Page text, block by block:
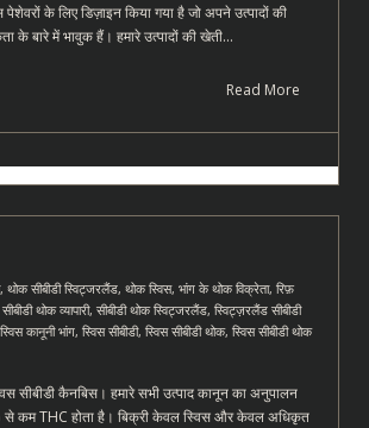
के लिए डिज़ाइन किया गया है जो अपने उत्पादों की
के बारे में भावुक हैं। हमारे उत्पादों की खेती…
Read More
, थोक सीबीडी स्विट्जरलैंड, थोक स्विस, भांग के थोक विक्रेता, रिफ़
सीबीडी थोक व्यापारी, सीबीडी थोक स्विट्जरलैंड, स्विट्ज़रलैंड सीबीडी
स्विस कानूनी भांग, स्विस सीबीडी, स्विस सीबीडी थोक, स्विस सीबीडी थोक
सीबीडी कैनबिस। हमारे सभी उत्पाद कानून का अनुपालन
कम THC होता है। बिक्री केवल स्विस और केवल अधिकृत